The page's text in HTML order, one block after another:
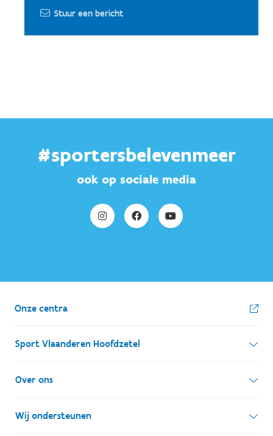
Stuur een bericht
#sportersbelevenmeer
ook op sociale media
Onze centra
Sport Vlaanderen Hoofdzetel
Simon Bolivarlaan 17
1000 Brussel
Ondernemingsnummer: BE 0248.142.826
Over ons
Wie zijn we, wat doen we
Wij ondersteunen